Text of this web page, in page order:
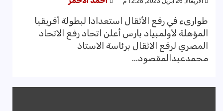
طوارىء في رفع الأثقال استعدادا لبطولة أفريقيا
المؤهلة لأولمبياد بارس أعلن اتحاد رفع الاتحاد
المصري لرفع الاثقال برئاسة الاستاذ
محمدعبدالمقصود...